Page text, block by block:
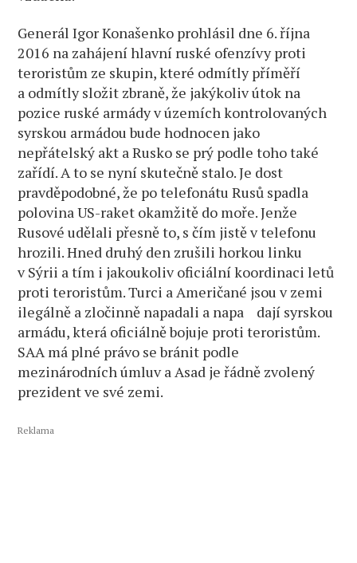
Generál Igor Konašenko prohlásil dne 6. října
2016 na zahájení hlavní ruské ofenzívy proti
teroristům ze skupin, které odmítly příměří
a odmítly složit zbraně, že jakýkoliv útok na
pozice ruské armády v územích kontrolovaných
syrskou armádou bude hodnocen jako
nepřátelský akt a Rusko se prý podle toho také
zařídí. A to se nyní skutečně stalo. Je dost
pravděpodobné, že po telefonátu Rusů spadla
polovina US-raket okamžitě do moře. Jenže
Rusové udělali přesně to, s čím jistě v telefonu
hrozili. Hned druhý den zrušili horkou linku
v Sýrii a tím i jakoukoliv oficiální koordinaci letů
proti teroristům. Turci a Američané jsou v zemi
ilegálně a zločinně napadali a napa dají syrskou
armádu, která oficiálně bojuje proti teroristům.
SAA má plné právo se bránit podle
mezinárodních úmluv a Asad je řádně zvolený
prezident ve své zemi.
Reklama